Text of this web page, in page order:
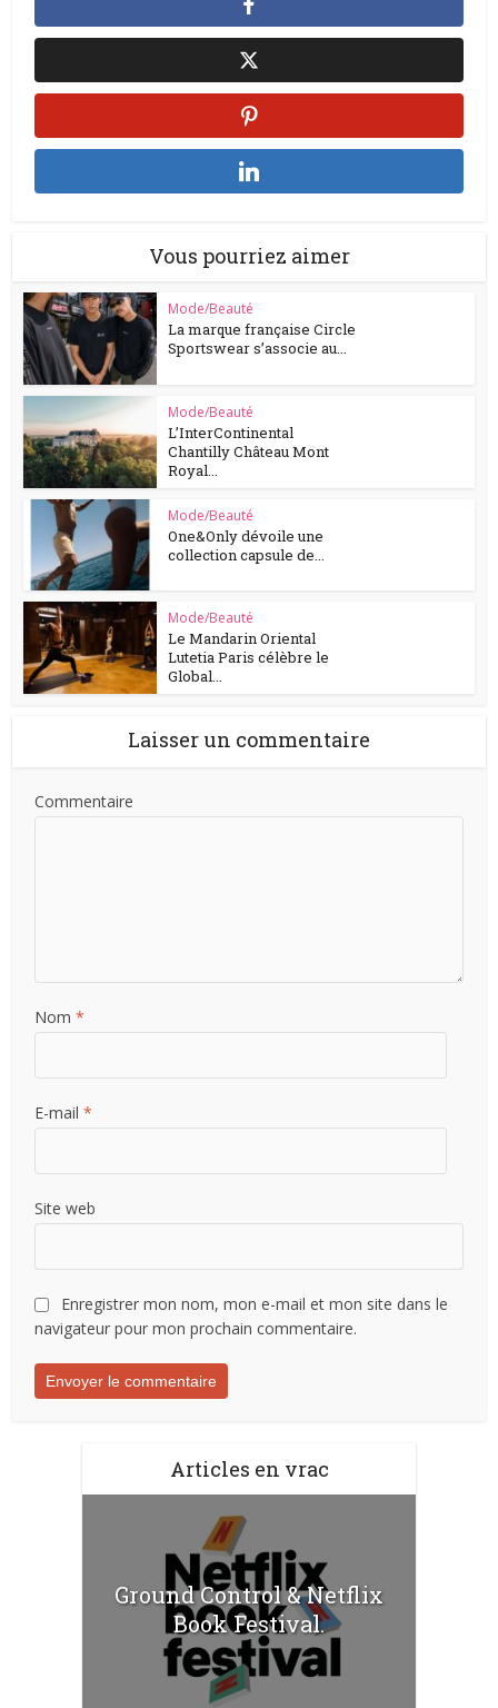
Vous pourriez aimer
Mode/Beauté
La marque française Circle
Sportswear s’associe au...
Mode/Beauté
L’InterContinental
Chantilly Château Mont
Royal...
Mode/Beauté
One&Only dévoile une
collection capsule de...
Mode/Beauté
Le Mandarin Oriental
Lutetia Paris célèbre le
Global...
Laisser un commentaire
Commentaire
Nom*
E-mail*
Site web
Enregistrer mon nom, mon e-mail et mon site dans le
navigateur pour mon prochain commentaire.
Articles en vrac
Ground Control & Netflix
Book Festival.